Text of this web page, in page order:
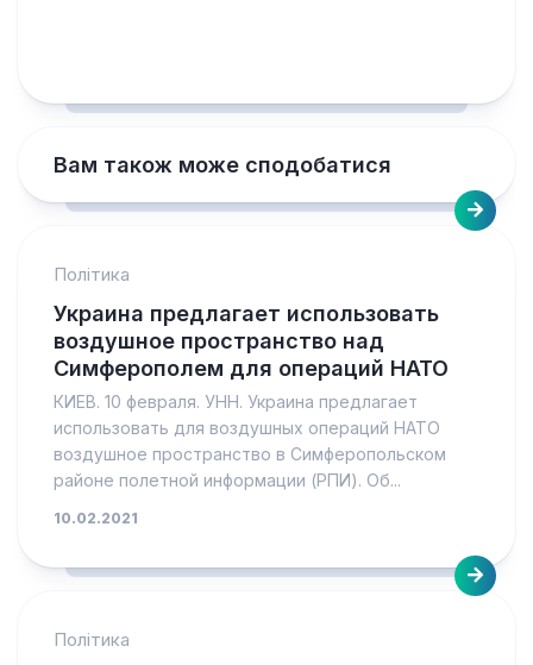
Вам також може сподобатися
Політика
Украина предлагает использовать
воздушное пространство над
Симферополем для операций НАТО
КИЕВ. 10 февраля. УНН. Украина предлагает
использовать для воздушных операций НАТО
воздушное пространство в Симферопольском
районе полетной информации (РПИ). Об...
10.02.2021
Політика